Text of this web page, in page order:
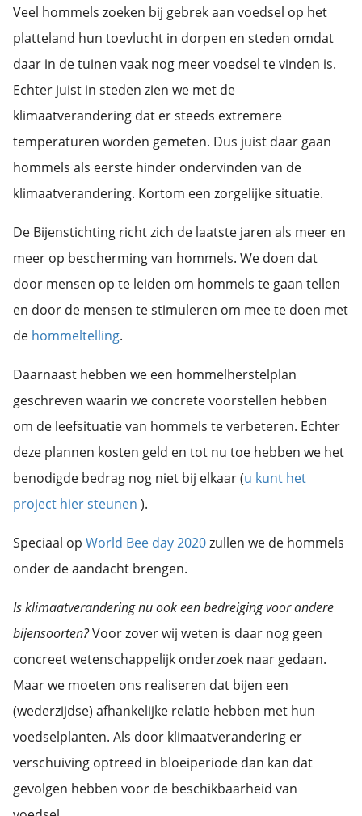
Veel hommels zoeken bij gebrek aan voedsel op het
platteland hun toevlucht in dorpen en steden omdat
daar in de tuinen vaak nog meer voedsel te vinden is.
Echter juist in steden zien we met de
klimaatverandering dat er steeds extremere
temperaturen worden gemeten. Dus juist daar gaan
hommels als eerste hinder ondervinden van de
klimaatverandering. Kortom een zorgelijke situatie.
De Bijenstichting richt zich de laatste jaren als meer en
meer op bescherming van hommels. We doen dat
door mensen op te leiden om hommels te gaan tellen
en door de mensen te stimuleren om mee te doen met
de hommeltelling.
Daarnaast hebben we een hommelherstelplan
geschreven waarin we concrete voorstellen hebben
om de leefsituatie van hommels te verbeteren. Echter
deze plannen kosten geld en tot nu toe hebben we het
benodigde bedrag nog niet bij elkaar (u kunt het
project hier steunen ).
Speciaal op World Bee day 2020zullen we de hommels
onder de aandacht brengen.
Is klimaatverandering nu ook een bedreiging voor andere
bijensoorten?Voor zover wij weten is daar nog geen
concreet wetenschappelijk onderzoek naar gedaan.
Maar we moeten ons realiseren dat bijen een
(wederzijdse) afhankelijke relatie hebben met hun
voedselplanten. Als door klimaatverandering er
verschuiving optreed in bloeiperiode dan kan dat
gevolgen hebben voor de beschikbaarheid van